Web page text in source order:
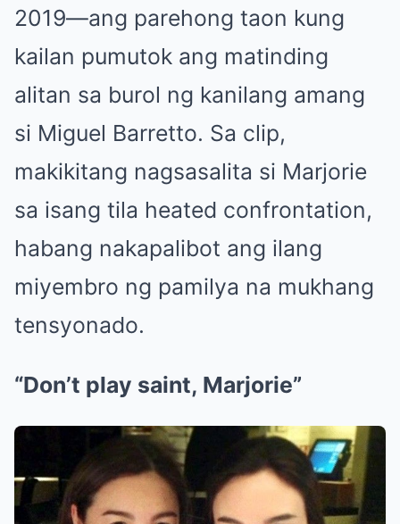
2019—ang parehong taon kung
kailan pumutok ang matinding
alitan sa burol ng kanilang amang
si Miguel Barretto. Sa clip,
makikitang nagsasalita si Marjorie
sa isang tila heated confrontation,
habang nakapalibot ang ilang
miyembro ng pamilya na mukhang
tensyonado.
“Don’t play saint, Marjorie”